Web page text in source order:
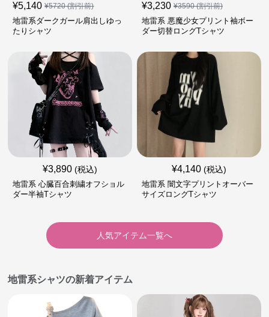
¥5,140 ¥5720(割引前)
地雷系ダークガール肩出しゆっ
たりシャツ
¥3,230 ¥3590(割引前)
地雷系 悪魔少女プリント袖ボー
ダー切替ロングTシャツ
¥3,890 (税込)
地雷系 心臓百合刺繍オフショル
ダー半袖Tシャツ
¥4,140 (税込)
地雷系 闇文字プリントオーバー
サイズロングTシャツ
人気アイテム一覧へ
地雷系シャツの新着アイテム